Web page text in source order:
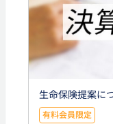
生命保険提案に
有料会員限定